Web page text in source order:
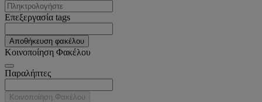
Επεξεργασία tags
Αποθήκευση φακέλου
Κοινοποίηση Φακέλου
Παραλήπτες
Κοινοποίηση Φακέλου